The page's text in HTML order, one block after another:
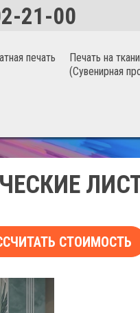
21-00
печать
Печать на
(Сувенирная
СТОИМОСТЬ